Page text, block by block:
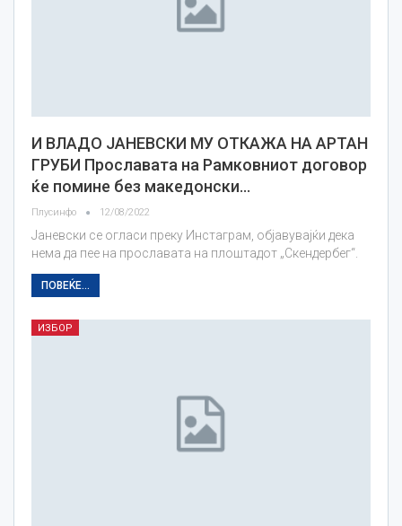
И ВЛАДО ЈАНЕВСКИ МУ ОТКАЖА НА АРТАН
ГРУБИ Прославата на Рамковниот договор
ќе помине без македонски…
Плусинфо 12/08/2022
Јаневски се огласи преку Инстаграм, објавувајќи дека
нема да пее на прославата на плоштадот „Скендербег“.
ПОВЕЌЕ...
ИЗБОР